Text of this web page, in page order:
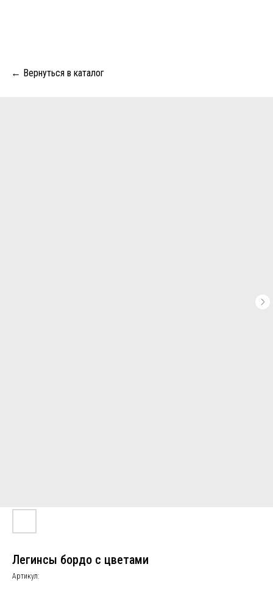
← Вернуться в каталог
Легинсы бордо с цветами
Артикул: